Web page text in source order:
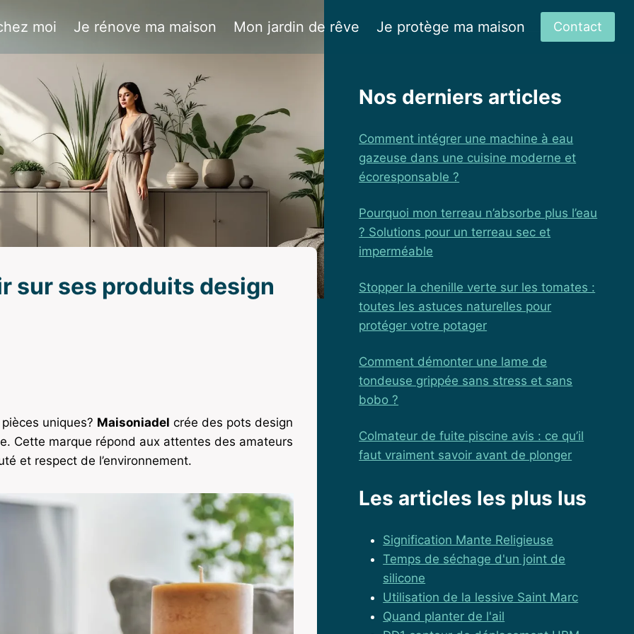
moi Je rénove ma maison Mon jardin de rêve Je protège ma maison Contact
sur ses produits design
uniques? Maisoniadel crée des pots design
Cette marque répond aux attentes des amateurs
et respect de l’environnement.
Nos derniers articles
Comment intégrer une machine à eau
gazeuse dans une cuisine moderne et
écoresponsable ?
Pourquoi mon terreau n’absorbe plus l’eau
? Solutions pour un terreau sec et
imperméable
Stopper la chenille verte sur les tomates :
toutes les astuces naturelles pour
protéger votre potager
Comment démonter une lame de
tondeuse grippée sans stress et sans
bobo ?
Colmateur de fuite piscine avis : ce qu’il
faut vraiment savoir avant de plonger
Les articles les plus lus
Signification Mante Religieuse
Temps de séchage d'un joint de
silicone
Utilisation de la lessive Saint Marc
Quand planter de l'ail